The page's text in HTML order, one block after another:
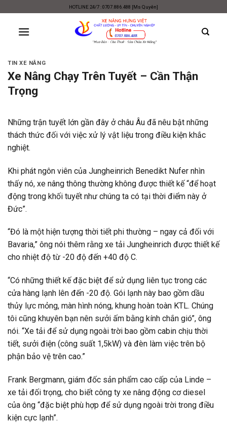
content
HOTLINE 24/7 : 0707.886.488 [Ms Quyên]
TIN XE NÂNG
Xe Nâng Chạy Trên Tuyết – Cần Thận
Trọng
Những trận tuyết lớn gần đây ở châu Âu đã nêu bật những
thách thức đối với việc xử lý vật liệu trong điều kiện khắc
nghiệt.
Khi phát ngôn viên của Jungheinrich Benedikt Nufer nhìn
thấy nó, xe nâng thông thường không được thiết kế “để hoạt
động trong khối tuyết như chúng ta có tại thời điểm này ở
Đức”.
“Đó là một hiện tượng thời tiết phi thường – ngay cả đối với
Bavaria,” ông nói thêm rằng xe tải Jungheinrich được thiết kế
cho nhiệt độ từ -20 độ đến +40 độ C.
“Có những thiết kế đặc biệt để sử dụng liên tục trong các
cửa hàng lạnh lên đến -20 độ. Gói lạnh này bao gồm dầu
thủy lực mỏng, màn hình nóng, khung hoàn toàn KTL. Chúng
tôi cũng khuyên bạn nên sưởi ấm bằng kính chắn gió”, ông
nói. “Xe tải để sử dụng ngoài trời bao gồm cabin chịu thời
tiết, sưởi điện (công suất 1,5kW) và đèn làm việc trên bộ
phận bảo vệ trên cao.”
Frank Bergmann, giám đốc sản phẩm cao cấp của Linde –
xe tải đối trọng, cho biết công ty xe nâng động cơ diesel
của ông “đặc biệt phù hợp để sử dụng ngoài trời trong điều
kiện cực lạnh”.